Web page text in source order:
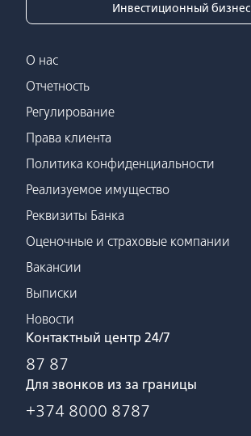
Инвестиционный бизнес
О нас
Отчетность
Регулирование
Права клиента
Политика конфиденциальности
Реализуемое имущество
Реквизиты Банка
Оценочные и страховые компании
Вакансии
Выписки
Новости
Контактный центр 24/7
87 87
Для звонков из за границы
+374 8000 8787